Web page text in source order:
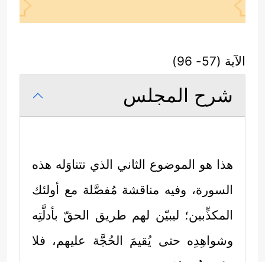
الآية (57- 96)
شرح المجلس
هذا هو الموضوع الثاني الذي تتناوَله هذه
السورة، وفيه مناقشة مُفصَّلة مع أولئك
المكذِّبين؛ ليبيّن لهم طريق الحقّ بأدلَّتِه
وشواهِدِه حتى يُقيمَ الحُجَّة عليهم، فلا